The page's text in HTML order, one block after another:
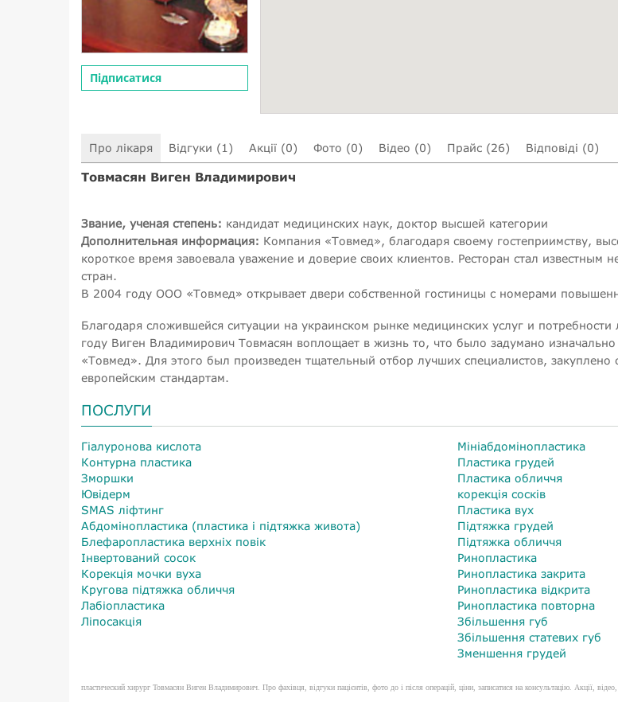
Підписатися
Про лікаря Відгуки (1) Акції (0) Фото (0) Відео (0) Прайс (26) Відповіді (0)
Товмасян Виген Владимирович
Звание, ученая степень: кандидат медицинских наук, доктор высшей категории
Дополнительная информация: Компания «Товмед», благодаря своему гостеприимству,
короткое время завоевала уважение и доверие своих клиентов. Ресторан стал
стран.
В 2004 году ООО «Товмед» открывает двери собственной гостиницы с номерами
Благодаря сложившейся ситуации на украинском рынке медицинских услуг и
году Виген Владимирович Товмасян воплощает в жизнь то, что было задумано
«Товмед». Для этого был произведен тщательный отбор лучших специалистов,
европейским стандартам.
ПОСЛУГИ
Гіалуронова кислота
Контурна пластика
Зморшки
Ювідерм
SMAS ліфтинг
Абдомінопластика (пластика і підтяжка живота)
Блефаропластика верхніх повік
Інвертований сосок
Корекція мочки вуха
Кругова підтяжка обличчя
Лабіопластика
Ліпосакція
Мініабдомінопластика
Пластика грудей
Пластика обличчя
корекція сосків
Пластика вух
Підтяжка грудей
Підтяжка обличчя
Ринопластика
Ринопластика закрита
Ринопластика відкрита
Ринопластика повторна
Збільшення губ
Збільшення статевих губ
Зменшення грудей
пластический хирург Товмасян Виген Владимирович. Про фахівця, відгуки пацієнтів, фото до і після операцій, ціни, записатися на консультацію. Акції, відео,